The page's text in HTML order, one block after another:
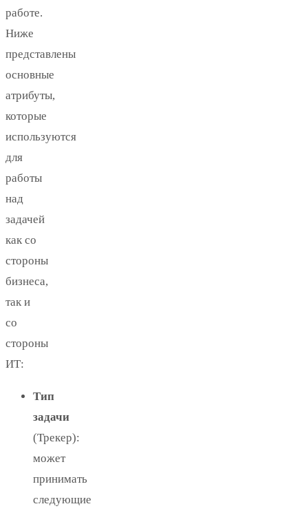
работе.
Ниже
представлены
основные
атрибуты,
которые
используются
для
работы
над
задачей
как со
стороны
бизнеса,
так и
со
стороны
ИТ:
Тип
задачи
(Трекер):
может
принимать
следующие